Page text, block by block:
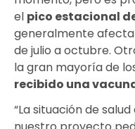
el pico estacional
generalmente
de julio a octubre.
la gran mayoría de
recibido una
“La situación de